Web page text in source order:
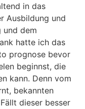
in das
Ausbildung und
und dem
hatte ich das
prognose bevor
beginnst, die
kann. Denn vom
bekannten
dieser besser